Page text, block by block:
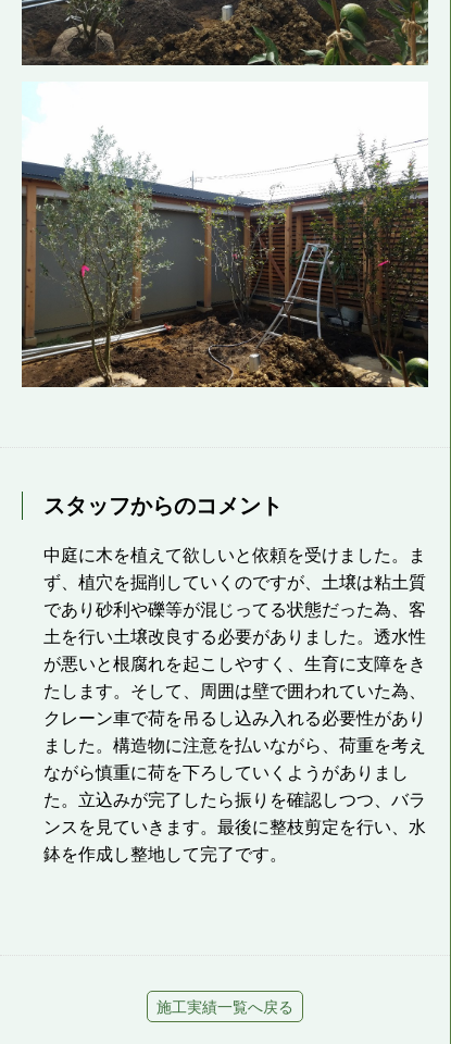
スタッフからのコメント
中庭に木を植えて欲しいと依頼を受けました。ま
ず、植穴を掘削していくのですが、土壌は粘土質
であり砂利や礫等が混じってる状態だった為、客
土を行い土壌改良する必要がありました。透水性
が悪いと根腐れを起こしやすく、生育に支障をき
たします。そして、周囲は壁で囲われていた為、
クレーン車で荷を吊るし込み入れる必要性があり
ました。構造物に注意を払いながら、荷重を考え
ながら慎重に荷を下ろしていくようがありまし
た。立込みが完了したら振りを確認しつつ、バラ
ンスを見ていきます。最後に整枝剪定を行い、水
鉢を作成し整地して完了です。
施工実績一覧へ戻る